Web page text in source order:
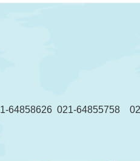
64858626 021-64855758